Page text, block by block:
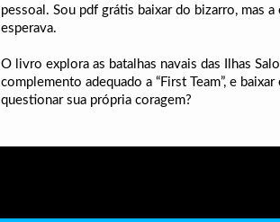
pessoal. Sou pdf grátis baixar do bizarro, mas
esperava.
O livro explora as batalhas navais das Ilhas
complemento adequado a “First Team”, e
questionar sua própria coragem?